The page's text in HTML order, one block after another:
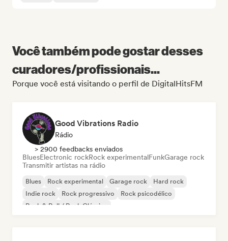
Você também pode gostar desses
curadores/profissionais...
Porque você está visitando o perfil de DigitalHitsFM
Good Vibrations Radio
Rádio
> 2900 feedbacks enviados
BluesElectronic rockRock experimentalFunkGarage rock
Transmitir artistas na rádio
Blues Rock experimental Garage rock
Hard rock
Indie rock
Rock progressivo
Rock psicodélico
Rock & Roll / Rock Clássico